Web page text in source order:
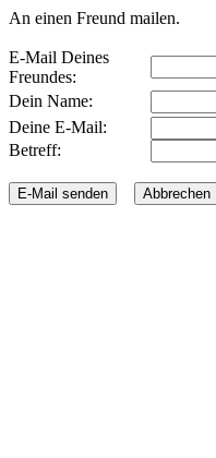
An einen Freund mailen.
E-Mail Deines
Freundes:
Dein Name:
Deine E-Mail:
Betreff: